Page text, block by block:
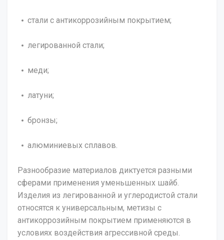
стали с антикоррозийным покрытием;
легированной стали;
меди;
латуни;
бронзы;
алюминиевых сплавов.
Разнообразие материалов диктуется разными
сферами применения уменьшенных шайб.
Изделия из легированной и углеродистой стали
относятся к универсальным, метизы с
антикоррозийным покрытием применяются в
условиях воздействия агрессивной среды.